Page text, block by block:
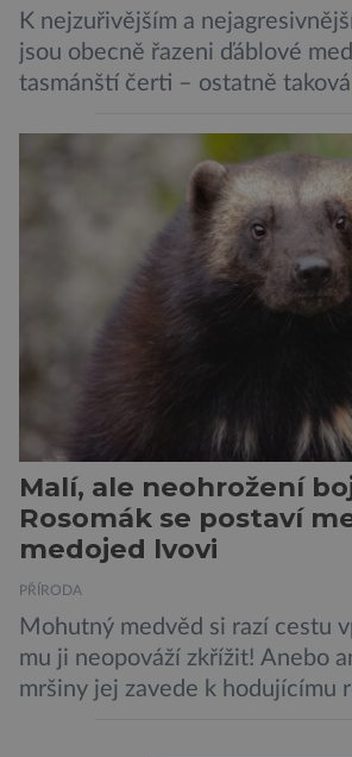
K nejzuřivějším a
jsou obecně řazeni ďáblové
tasmánští čerti – ostatně
ostrově Tasmánie, si však
vůbec nezaslouží. Fakticky se
zákeřné a nebezpečné
plaché živočichy. Velikostně […]
Malí, ale neohrožení
Rosomák se postaví
medojed lvovi
PŘÍRODA
Mohutný medvěd si razí cestu
mu ji neopováží zkřížit! Anebo
mršiny jej zavede k hodujícímu